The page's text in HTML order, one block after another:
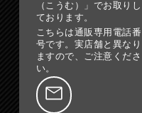
（こうむ）」でお取りし
ております。
こちらは通販専用電話番
号です。実店舗と異なり
ますので、ご注意くださ
い。